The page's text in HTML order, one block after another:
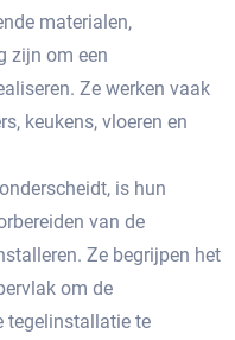
materialen,
zijn om een
Ze werken vaak
keukens, vloeren en
is hun
van de
Ze begrijpen het
om de
tegelinstallatie te